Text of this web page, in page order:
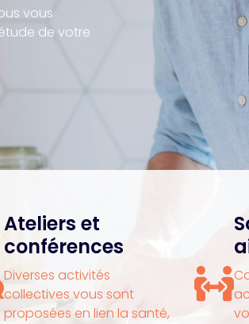
vous
de votre
Ateliers et
conférences
Diverses activités
collectives vous sont
proposées en lien la santé,